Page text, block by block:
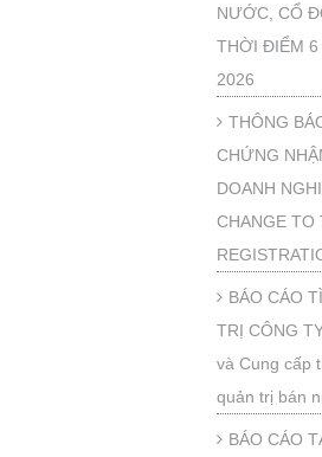
NƯỚC, CỔ
THỜI ĐIỂM 6
2026
THÔNG
CHỨNG
DOANH
CHANGE TO
BÁO CÁO
TRỊ CÔNG
và Cung cấp
quản trị bán
BÁO CÁO